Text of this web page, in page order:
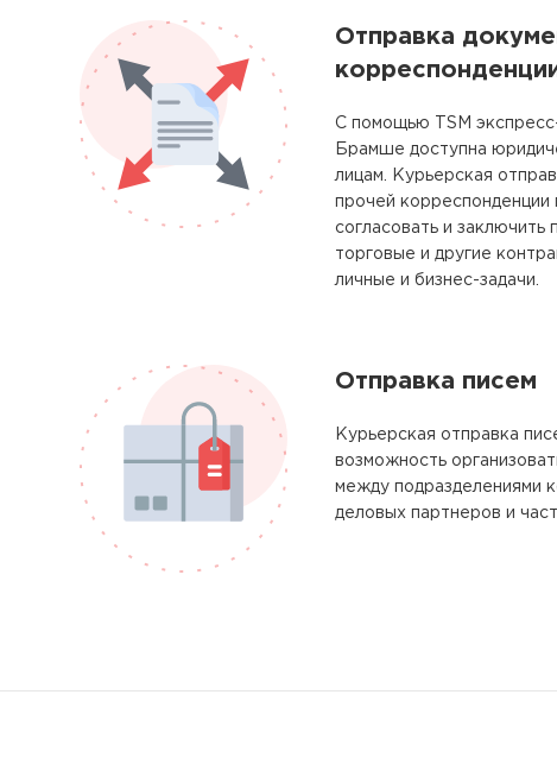
Отправка
С помощью TSM
Брамше доступна
лицам. Курьерская
прочей корреспонденции
согласовать и заключить
торговые и другие
личные и бизнес-задачи.
Отправка писем
Курьерская отправка
возможность
между подразделениями
деловых партнеров и